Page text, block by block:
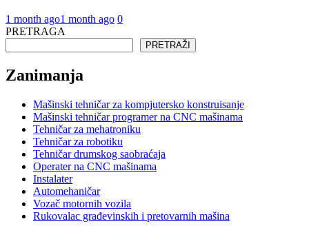
1 month ago1 month ago 0
PRETRAGA
PRETRAŽI
Zanimanja
Mašinski tehničar za kompjutersko konstruisanje
Mašinski tehničar programer na CNC mašinama
Tehničar za mehatroniku
Tehničar za robotiku
Tehničar drumskog saobraćaja
Operater na CNC mašinama
Instalater
Automehaničar
Vozač motornih vozila
Rukovalac građevinskih i pretovarnih mašina